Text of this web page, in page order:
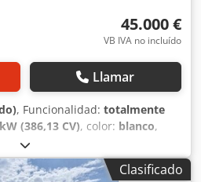
y operadores de
en nuestra plataforma.
45.000 €
VB IVA no incluído
Llamar
, Funcionalidad: totalmente
(386,13 CV), color: blanco,
40.000 kg
vehículo:CAT00735VB1N00936,
estado. Dedpfx Aceylw Rijtjck
Clasificado